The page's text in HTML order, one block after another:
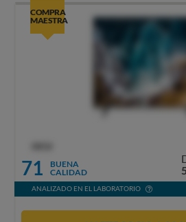
COMPRA
MAESTRA
71
BUENA
CALIDAD
ANALIZADO EN EL LABORATORIO